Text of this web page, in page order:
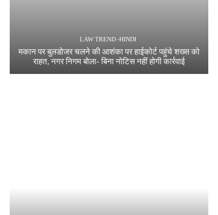
LAW TREND -HINDI
मकान पर बुलडोजर चलने की आशंका पर हाईकोर्ट पहुंचे शख्स को
राहत, नगर निगम बोला- बिना नोटिस नहीं होगी कार्रवाई